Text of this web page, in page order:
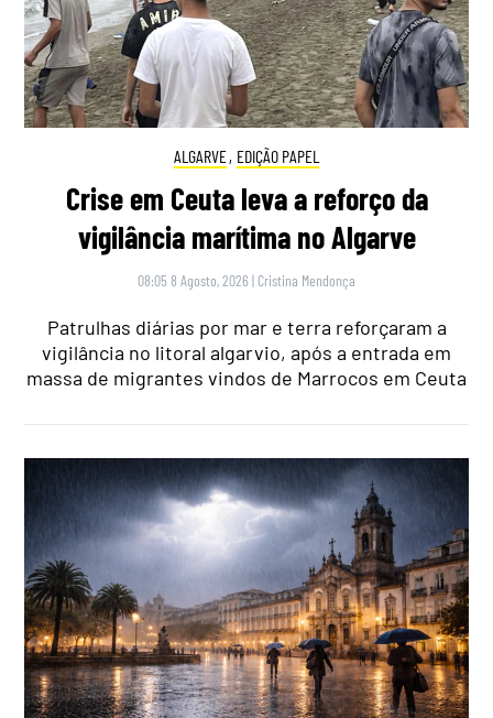
ALGARVE, EDIÇÃO PAPEL
Crise em Ceuta leva a reforço da
vigilância marítima no Algarve
08:05 8 Agosto, 2026 | Cristina Mendonça
Patrulhas diárias por mar e terra reforçaram a
vigilância no litoral algarvio, após a entrada em
massa de migrantes vindos de Marrocos em Ceuta